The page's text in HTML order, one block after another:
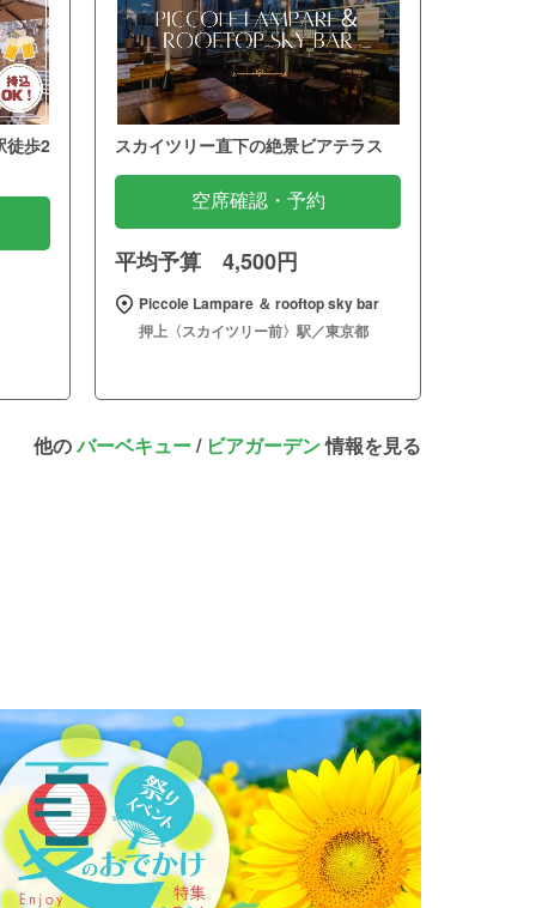
徒歩2 スカイツリー直下の絶景ビアテラス
空席確認・予約
平均予算 4,500円
Piccole Lampare ＆ rooftop sky bar
押上〈スカイツリー前〉駅／東京都
他のバーベキュー/ ビアガーデン情報を見る